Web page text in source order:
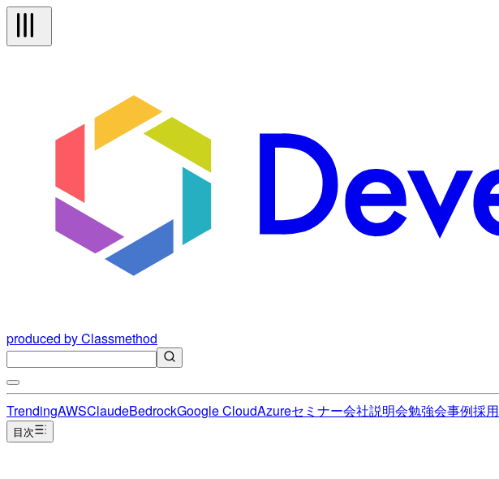
produced by Classmethod
TrendingAWSClaudeBedrockGoogle CloudAzureセミナー会社説明会勉強会事例採用
目次